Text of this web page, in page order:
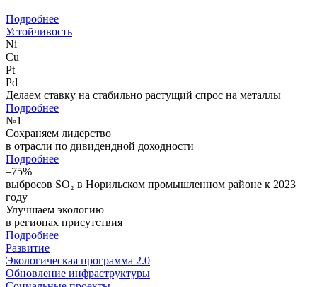
Подробнее
Устойчивость
Ni
Cu
Pt
Pd
Делаем ставку на стабильно растущий спрос на металлы
Подробнее
№1
Сохраняем лидерство
в отрасли по дивидендной доходности
Подробнее
–75%
выбросов SO₂ в Норильском промышленном районе к 2023
году
Улучшаем экологию
в регионах присутствия
Подробнее
Развитие
Экологическая программа 2.0
Обновление инфраструктуры